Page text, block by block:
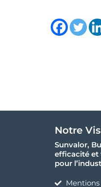
Notre
Sunvalor,
efficacité et
pour
Mentions